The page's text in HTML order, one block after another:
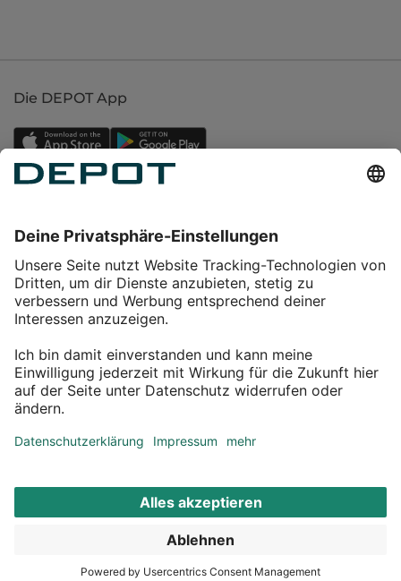
Die DEPOT App
Service
Über DEPOT
Kontakt
Aktionsbedingungen